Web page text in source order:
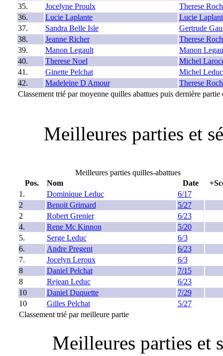
35.
Jocelyne Proulx
Therese
36.
Lucie Laplante
Lucie
37.
Sandra Belle Isle
Gertrude
38.
Jeanne Richer
Therese
39.
Manon Legault
Manon
40.
Therese Noel
Michel
41.
Ginette Pelchat
Michel Leduc
42.
Madeleine D Amour
Therese
Classement trié par moyenne quilles abattues puis dernière
Meilleures parties et
Meilleures parties quilles-abattues
Pos.
Nom Date
1.
Dominique Leduc
6/17
2
Benoit Grimard
5/27
2
Robert Grenier
6/23
4.
Rene Mc Kinnon
5/20
5.
Serge Leduc
6/3
6.
Andre Pregent
6/23
7.
Jocelyn Leroux
6/3
8
Daniel Pelchat
7/15
8
Rejean Leduc
6/23
10
Daniel Duquette
7/29
10
Gilles Pelchat
5/27
Classement trié par meilleure partie
Meilleures parties et